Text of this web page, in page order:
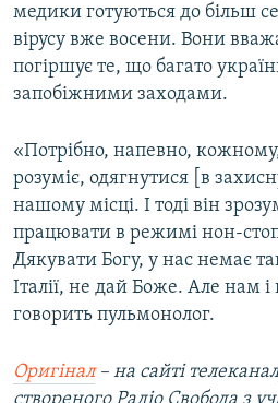
медики готуються до більш
вірусу вже восени. Вони
погіршує те, що багато
запобіжними заходами.
«Потрібно, напевно,
розуміє, одягнутися [в
нашому місці. І тоді він
працювати в режимі нон-
Дякувати Богу, у нас немає
Італії, не дай Боже. Але нам і
говорить пульмонолог.
Оригінал– на сайті
створеного Радіо Свобода з